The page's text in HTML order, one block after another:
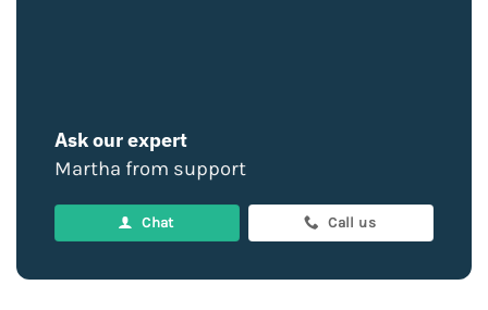
Ask our expert
Martha from support
Chat Call us